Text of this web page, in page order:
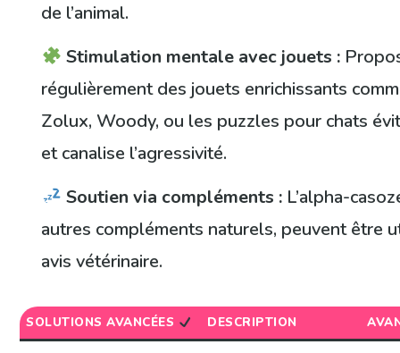
de l’animal.
Stimulation mentale avec jouets :
régulièrement des jouets enrichissants
Zolux, Woody, ou les puzzles pour chats
et canalise l’agressivité.
Soutien via compléments : L’alpha-
autres compléments naturels, peuvent être
avis vétérinaire.
SOLUTIONS AVANCÉES DESCRIPTION